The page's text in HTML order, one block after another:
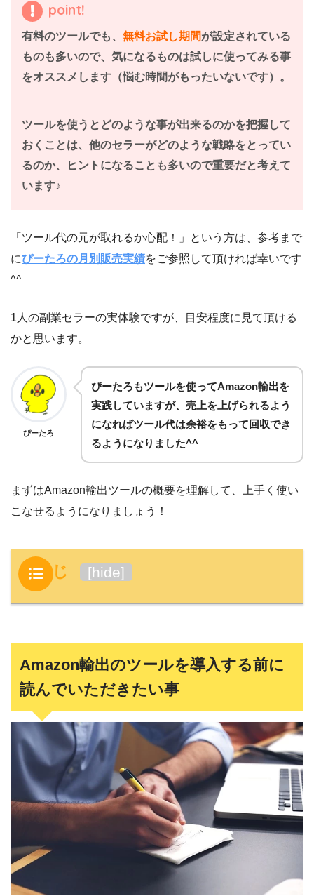
point!
有料のツールでも、 無料お試し期間が設定されている
ものも多いので、気になるものは試しに使ってみる事
をオススメします（悩む時間がもったいないです）。
ツールを使うとどのような事が出来るのかを把握して
おくことは、他のセラーがどのような戦略をとってい
るのか、ヒントになることも多いので重要だと考えて
います♪
「ツール代の元が取れるか心配！」という方は、参考まで
にぴーたろの月別販売実績をご参照して頂ければ幸いです
^^
1人の副業セラーの実体験ですが、目安程度に見て頂ける
かと思います。
ぴーたろ
ぴーたろもツールを使ってAmazon輸出を
実践していますが、売上を上げられるよう
になればツール代は余裕をもって回収でき
るようになりました^^
まずはAmazon輸出ツールの概要を理解して、上手く使い
こなせるようになりましょう！
もくじ [hide]
Amazon輸出のツールを導入する前に
読んでいただきたい事